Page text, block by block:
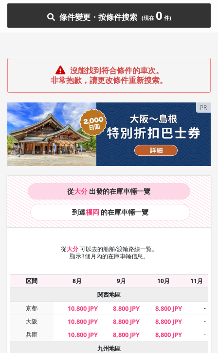
條件變更・按條件搜索 0
沒能找到符合條件的車次。
非常抱歉，請更改條件重新搜索。
PR
從大分 出發的在庫車輛一覽
到達福岡 的在庫車輛一覽
從大分 可以去的船舶/渡輪路線一覧。
顯示3個月內的在庫車輛信息。
区間 8月 9月 10月
11月
関西地區
京都
10,800 JPY 8,800 JPY 8,800 JPY
-
大阪
10,800 JPY 8,800 JPY 8,800 JPY
-
兵庫
10,800 JPY 8,800 JPY 8,800 JPY
-
九州地區